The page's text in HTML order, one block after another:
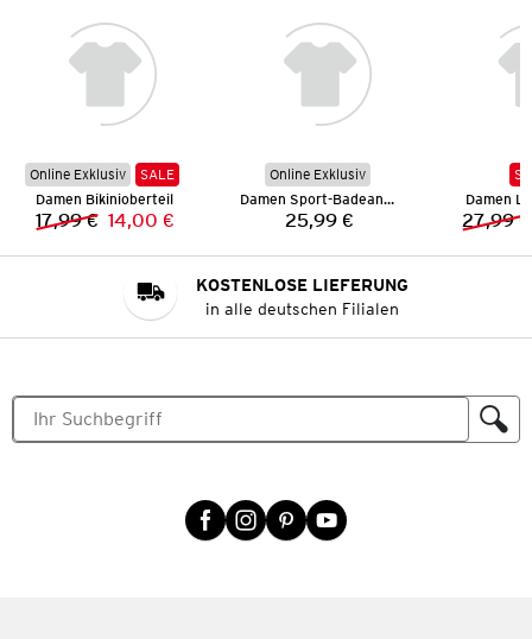
Online Exklusiv
SALE
Damen Bikinioberteil
Vorheriger Preis:
17,99 € Neuer Preis:
14,00 €
Online Exklusiv
Damen Sport-Badeanzug
Preis:
25,99 €
Damen
27,99 €
KOSTENLOSE LIEFERUNG
in alle deutschen Filialen